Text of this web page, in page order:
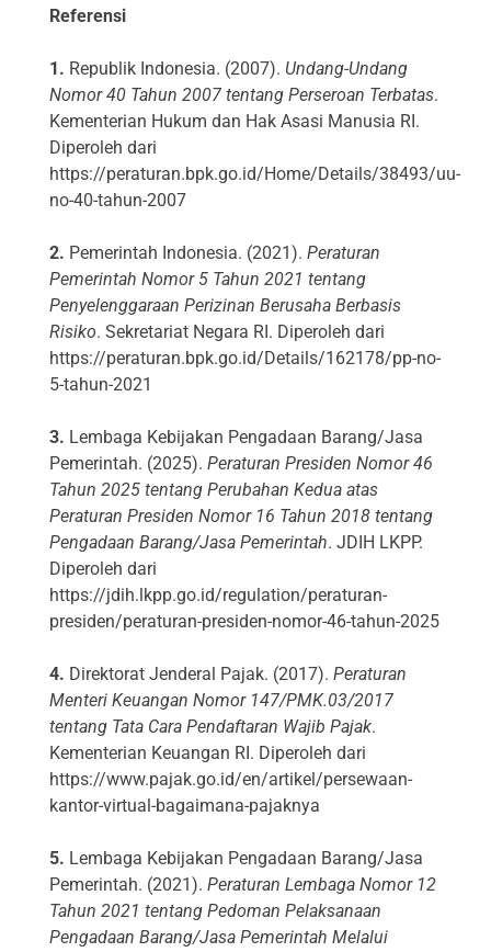
Referensi
1. Republik Indonesia. (2007). Undang-Undang
Nomor 40 Tahun 2007 tentang Perseroan Terbatas.
Kementerian Hukum dan Hak Asasi Manusia RI.
Diperoleh dari
https://peraturan.bpk.go.id/Home/Details/38493/uu-
no-40-tahun-2007
2. Pemerintah Indonesia. (2021). Peraturan
Pemerintah Nomor 5 Tahun 2021 tentang
Penyelenggaraan Perizinan Berusaha Berbasis
Risiko. Sekretariat Negara RI. Diperoleh dari
https://peraturan.bpk.go.id/Details/162178/pp-no-
5-tahun-2021
3. Lembaga Kebijakan Pengadaan Barang/Jasa
Pemerintah. (2025). Peraturan Presiden Nomor 46
Tahun 2025 tentang Perubahan Kedua atas
Peraturan Presiden Nomor 16 Tahun 2018 tentang
Pengadaan Barang/Jasa Pemerintah. JDIH LKPP.
Diperoleh dari
https://jdih.lkpp.go.id/regulation/peraturan-
presiden/peraturan-presiden-nomor-46-tahun-2025
4. Direktorat Jenderal Pajak. (2017). Peraturan
Menteri Keuangan Nomor 147/PMK.03/2017
tentang Tata Cara Pendaftaran Wajib Pajak.
Kementerian Keuangan RI. Diperoleh dari
https://www.pajak.go.id/en/artikel/persewaan-
kantor-virtual-bagaimana-pajaknya
5. Lembaga Kebijakan Pengadaan Barang/Jasa
Pemerintah. (2021). Peraturan Lembaga Nomor 12
Tahun 2021 tentang Pedoman Pelaksanaan
Pengadaan Barang/Jasa Pemerintah Melalui